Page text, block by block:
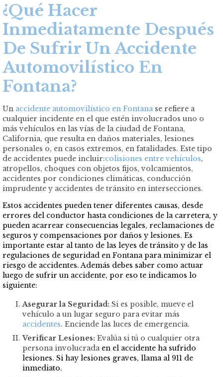
¿Qué Hacer
Inmediatamente Después
De Sufrir Un Accidente
Automovilístico En
Fontana?
Un accidente automovilístico en Fontanase refiere a
cualquier incidente en el que estén involucrados uno o
más vehículos en las vías de la ciudad de Fontana,
California, que resulta en daños materiales, lesiones
personales o, en casos extremos, en fatalidades. Este tipo
de accidentes puede incluir:colisiones entre vehículos,
atropellos, choques con objetos fijos, volcamientos,
accidentes por condiciones climáticas, conducción
imprudente y accidentes de tránsito en intersecciones.
Estos accidentes pueden tener diferentes causas, desde
errores del conductor hasta condiciones de la carretera, y
pueden acarrear consecuencias legales, reclamaciones de
seguros y compensaciones por daños y lesiones. Es
importante estar al tanto de las leyes de tránsito y de las
regulaciones de seguridad en Fontana para minimizar el
riesgo de accidentes. Además debes saber como actuar
luego de sufrir un accidente, por eso te indicamos lo
siguiente:
Asegurar la Seguridad: Si es posible, mueve el
vehículo a un lugar seguro para evitar más
accidentes. Enciende las luces de emergencia.
Verificar Lesiones: Evalúa si tú o cualquier otra
persona involucrada en el accidente ha sufrido
lesiones. Si hay lesiones graves, llama al 911 de
inmediato.